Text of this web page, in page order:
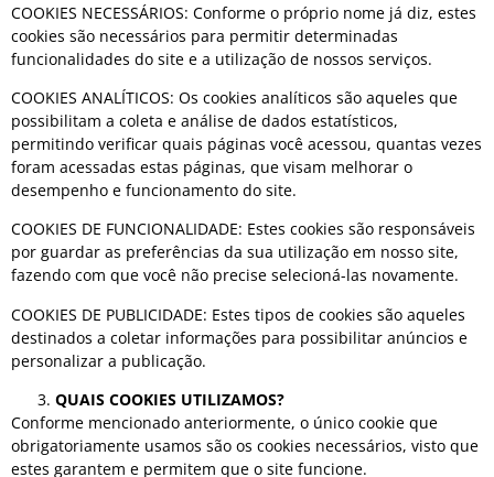
COOKIES NECESSÁRIOS: Conforme o próprio nome já diz, estes
cookies são necessários para permitir determinadas
funcionalidades do site e a utilização de nossos serviços.
COOKIES ANALÍTICOS: Os cookies analíticos são aqueles que
possibilitam a coleta e análise de dados estatísticos,
permitindo verificar quais páginas você acessou, quantas vezes
foram acessadas estas páginas, que visam melhorar o
desempenho e funcionamento do site.
COOKIES DE FUNCIONALIDADE: Estes cookies são responsáveis
por guardar as preferências da sua utilização em nosso site,
fazendo com que você não precise selecioná-las novamente.
COOKIES DE PUBLICIDADE: Estes tipos de cookies são aqueles
destinados a coletar informações para possibilitar anúncios e
personalizar a publicação.
QUAIS COOKIES UTILIZAMOS?
Conforme mencionado anteriormente, o único cookie que
obrigatoriamente usamos são os cookies necessários, visto que
estes garantem e permitem que o site funcione.